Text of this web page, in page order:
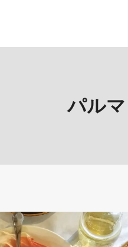
パルマ